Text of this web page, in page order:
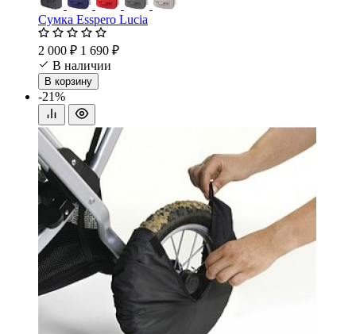
Сумка Esspero Lucia
2 000 ₽ 1 690 ₽
В наличии
В корзину
-21%